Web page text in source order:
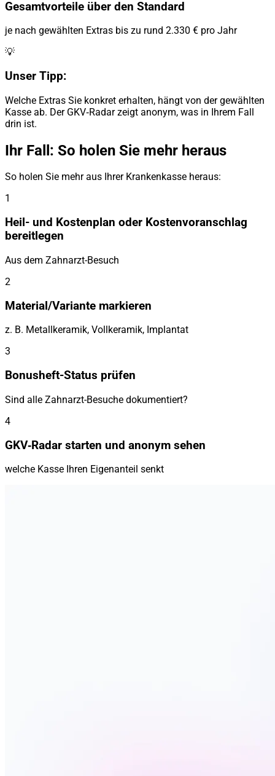
Gesamtvorteile über den Standard
je nach gewählten Extras bis zu rund 2.330 € pro Jahr
💡
Unser Tipp:
Welche Extras Sie konkret erhalten, hängt von der gewählten
Kasse ab. Der GKV‑Radar zeigt anonym, was in Ihrem Fall
drin ist.
Ihr Fall: So holen Sie mehr heraus
So holen Sie mehr aus Ihrer Krankenkasse heraus:
1
Heil- und Kostenplan oder Kostenvoranschlag
bereitlegen
Aus dem Zahnarzt-Besuch
2
Material/Variante markieren
z. B. Metallkeramik, Vollkeramik, Implantat
3
Bonusheft-Status prüfen
Sind alle Zahnarzt-Besuche dokumentiert?
4
GKV‑Radar starten und anonym sehen
welche Kasse Ihren Eigenanteil senkt